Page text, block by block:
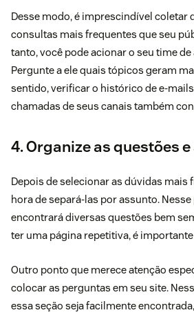
Desse modo, é imprescindível coletar
consultas mais frequentes que seu
tanto, você pode acionar o seu time de
Pergunte a ele quais tópicos geram
sentido, verificar o histórico de e-
chamadas de seus canais também
4. Organize as questões
Depois de selecionar as dúvidas mais
hora de separá-las por assunto.
encontrará diversas questões bem
ter uma página repetitiva, é
Outro ponto que merece atenção
colocar as perguntas em seu site.
essa seção seja facilmente